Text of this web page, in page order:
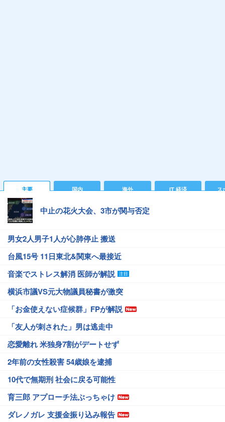
主要 国内 海外 IT 経済 ス
中止の花火大会、3市が関与否定
男女2人男子1人が心肺停止 搬送
台風15号 11日東北&関東へ最接近
音楽でストレス解消 医師が解説
横浜市議VS元大物議員秘書が激突
「お金使えない症候群」FPが解説
「友人が刺された」男は逃走中
恋愛離れ 米独身7割がデートせず
2年前の女性殺害 54歳娘を逮捕
10代で無期刑 社会に戻る可能性
育三郎 アプローチ法ぶっちゃけ
ダレノガレ 支援金振り込み報告